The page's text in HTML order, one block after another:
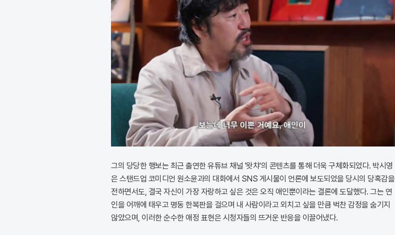
그의 당당한 행보는 최근 출연한 유튜브 채널 '왓챠'의 콘텐츠를 통해 더욱 구체화되었다. 박시영
은 스탠드업 코미디언 원소윤과의 대화에서 SNS 게시물이 언론에 보도되었을 당시의 당혹감을
전하면서도, 결국 자신이 가장 자랑하고 싶은 것은 오직 애인뿐이라는 결론에 도달했다. 그는 연
인을 어깨에 태우고 명동 한복판을 걸으며 내 사람이라고 외치고 싶을 만큼 벅찬 감정을 숨기지
않았으며, 이러한 순수한 애정 표현은 시청자들의 뜨거운 반응을 이끌어냈다.